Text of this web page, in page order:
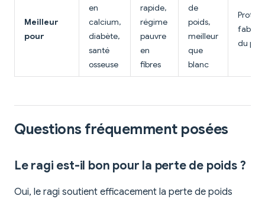
Meilleur
pour
en
calcium,
diabète,
santé
osseuse
rapide,
régime
pauvre
en
fibres
de
poids,
meilleur
que
blanc
du pain
Questions fréquemment posées
Le ragi est-il bon pour la perte de poids ?
Oui, le ragi soutient efficacement la perte de poids